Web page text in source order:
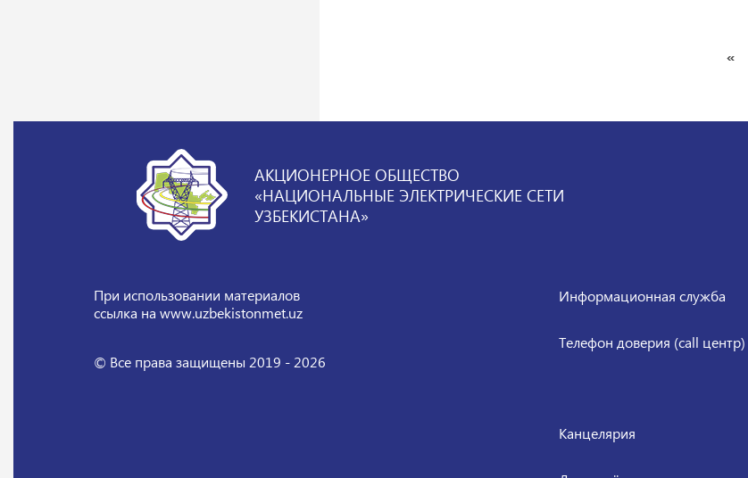
«
АКЦИОНЕРНОЕ ОБЩЕСТВО
«НАЦИОНАЛЬНЫЕ ЭЛЕКТРИЧЕСКИЕ СЕТИ
УЗБЕКИСТАНА»
При использовании материалов
ссылка на www.uzbekistonmet.uz
© Все права защищены 2019 - 2026
Информационная служба
Телефон доверия (call центр)
Канцелярия